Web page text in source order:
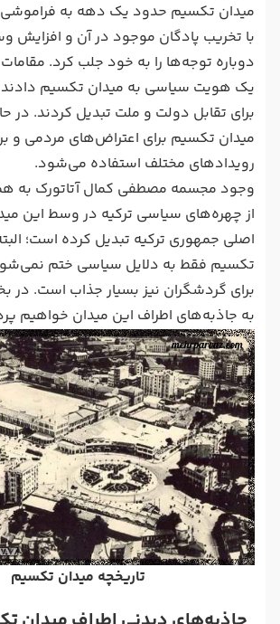
میدان تکسیم حدود یک دهه به فراموشی
با تخریب پادگان موجود در آن و افزایش
دوباره توجه‌ها را به خود جلب کرد.
یک هویت سیاسی به میدان تکسیم دادند
برای تقابل دولت و ملت تبدیل کردند. در
میدان تکسیم برای اعتراض‌های مردمی و
رویدادهای مختلف استفاده می‌شود.
وجود مجسمه مصطفی کمال آتاتورک به
از چهره‌های سیاسی ترکیه در وسط این
اصلی جمهوری ترکیه تبدیل کرده است؛
تکسیم فقط به دلایل سیاسی ختم
برای گردشگران نیز بسیار جذاب است.
به جاذبه‌های اطراف این میدان خواهیم
تاریخچه میدان تکسیم